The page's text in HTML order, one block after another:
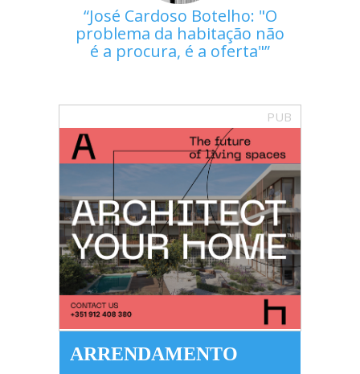
José Cardoso Botelho: "O
problema da habitação não
é a procura, é a oferta"
PUB
ARRENDAMENTO